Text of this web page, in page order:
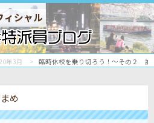
ィシャル
年3月 臨時休校を乗り切ろう！～その２ 誠
め